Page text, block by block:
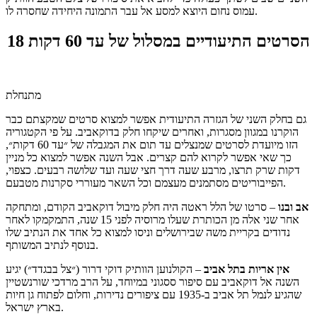
עמוס נחום היוצא למסע אל עבר התמונה היחידה שחסרה לו.
18 הסרטים התיעודיים במסלול של עד 60 דקות
מתנחלת
גם בחלק השני של הגזרה התיעודית אפשר למצוא סרטים שמקצתם כבר
הוקרנו במגוון מסגרות, ואחרים שיקחו חלק בדוקאביב. על פי הקטגוריה
הזו מיועדת לסרטים שמנצלים עד תום את המגבלה של ״עד 60 דקות״,
כך שאי אפשר לקרוא להם קצרים. אבל השנה אפשר למצוא כל מניין
דקות שרק תרצו, מרבע שעה דרך חצי שעה ועד שלושה רבעים. כצפוי,
הפייבוריטים מסתמנים מעצמם וכל השאר מעוררי סקרנות מטבעם.
אב ובנו – סרטו של הלל ראטה היה חלק מיבול דוקאביב הקודם, ומתחקה
אחר שני אלה מן הכותרת שעלו מרוסיה לפני 15 שנה, התמקמקו לאחר
נדודים בקריית משה שבירושלים וניסו למצוא כל אחד את הנתיב שלו
בנוסף לנתיב המשותף.
אין אריות בתל אביב – הקולנוען הוותיק דוקי דרור (״צל בבגדד״) יגיע
השנה אל דוקאביב עם סיפור ססגוני במיוחד, על הרב מרדכי שורנשטיין
שהגיע לנמל תל אביב ב-1935 עם ציפורים נדירות, וחלום לפתוח גן חיות
בארץ ישראל.